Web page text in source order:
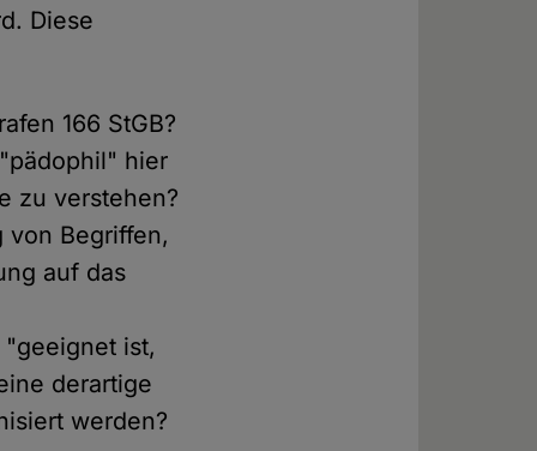
Diese
166 StGB?
hier
zu verstehen?
Begriffen,
auf das
ist,
derartige
werden?